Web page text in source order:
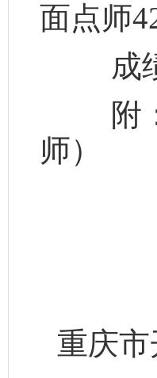
面点师
成绩
附：
师）
重庆